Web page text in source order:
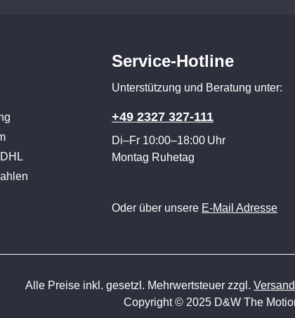
Service-Hotline
Unterstützung und Beratung unter:
+49 2327 327-111
Di–Fr 10:00–18:00 Uhr
Montag Ruhetag
Oder über unsere E-Mail Adresse
Alle Preise inkl. gesetzl. Mehrwertsteuer zzgl.
Copyright © 2025 D&W The